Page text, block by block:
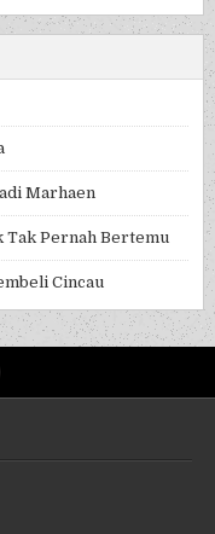
Marhaen
Tak Pernah Bertemu
Cincau